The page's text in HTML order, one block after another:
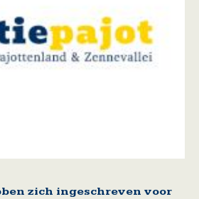
zich ingeschreven voor